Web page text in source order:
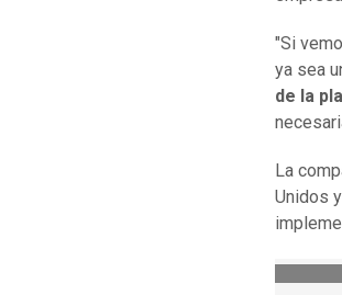
"Si
ya sea
de la
La
Unidos